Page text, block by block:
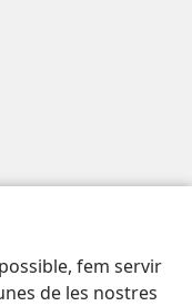
fem servir
de les nostres